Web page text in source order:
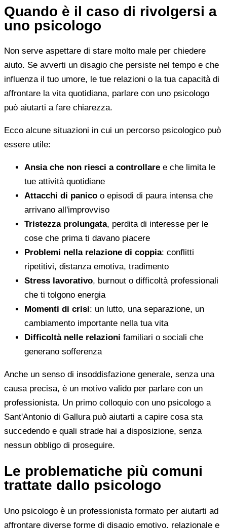
Quando è il caso di rivolgersi a
uno psicologo
Non serve aspettare di stare molto male per chiedere
aiuto. Se avverti un disagio che persiste nel tempo e che
influenza il tuo umore, le tue relazioni o la tua capacità di
affrontare la vita quotidiana, parlare con uno psicologo
può aiutarti a fare chiarezza.
Ecco alcune situazioni in cui un percorso psicologico può
essere utile:
Ansia che non riesci a controllare e che limita le
tue attività quotidiane
Attacchi di panico o episodi di paura intensa che
arrivano all'improvviso
Tristezza prolungata, perdita di interesse per le
cose che prima ti davano piacere
Problemi nella relazione di coppia: conflitti
ripetitivi, distanza emotiva, tradimento
Stress lavorativo, burnout o difficoltà professionali
che ti tolgono energia
Momenti di crisi: un lutto, una separazione, un
cambiamento importante nella tua vita
Difficoltà nelle relazioni familiari o sociali che
generano sofferenza
Anche un senso di insoddisfazione generale, senza una
causa precisa, è un motivo valido per parlare con un
professionista. Un primo colloquio con uno psicologo a
Sant'Antonio di Gallura può aiutarti a capire cosa sta
succedendo e quali strade hai a disposizione, senza
nessun obbligo di proseguire.
Le problematiche più comuni
trattate dallo psicologo
Uno psicologo è un professionista formato per aiutarti ad
affrontare diverse forme di disagio emotivo, relazionale e